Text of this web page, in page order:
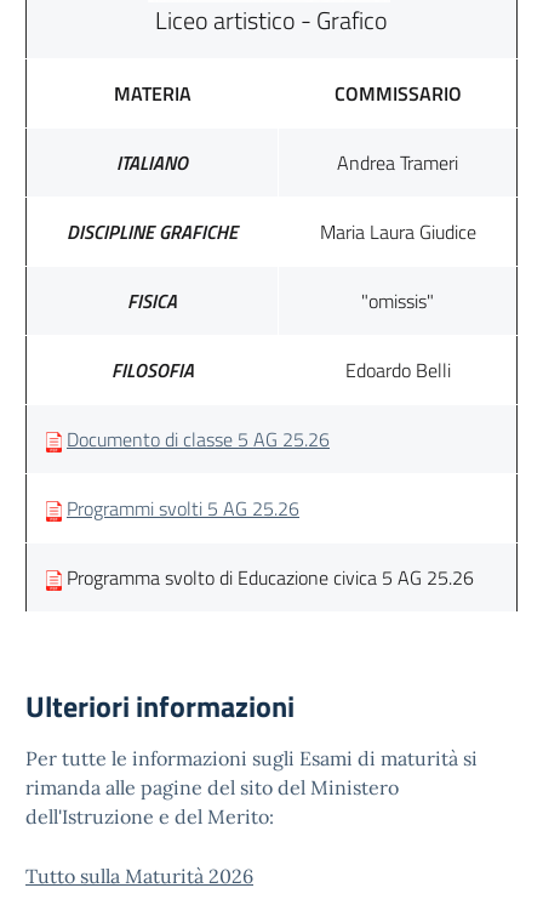
Liceo artistico - Grafico
MATERIA COMMISSARIO
ITALIANO Andrea Trameri
DISCIPLINE GRAFICHE Maria Laura Giudice
FISICA "omissis"
FILOSOFIA Edoardo Belli
Documento di classe 5 AG 25.26
Programmi svolti 5 AG 25.26
Programma svolto di Educazione civica 5 AG 25.26
Ulteriori informazioni
Per tutte le informazioni sugli Esami di maturità si
rimanda alle pagine del sito del Ministero
dell'Istruzione e del Merito:
Tutto sulla Maturità 2026